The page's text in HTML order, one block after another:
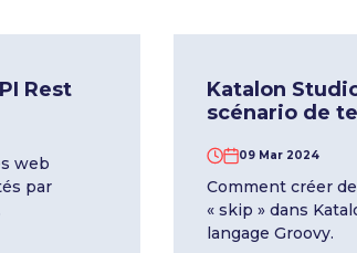
Rest
web
par
Katalon
scénario de
09 Mar 2024
Comment créer
« skip » dans
langage Groovy.